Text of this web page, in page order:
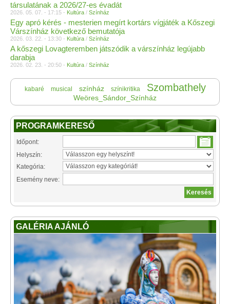
társulatának a 2026/27-es évadát
2026. 05. 07. - 17:15 - Kultúra / Színház
Egy apró kérés - mesterien megírt kortárs vígjáték a Kőszegi
Várszínház következő bemutatója
2026. 03. 22. - 13:30 - Kultúra / Színház
A kőszegi Lovagteremben játszódik a várszínház legújabb
darabja
2026. 02. 23. - 20:50 - Kultúra / Színház
kabaré musical színház színikritika Szombathely
Weöres_Sándor_Színház
PROGRAMKERESŐ
Időpont:
Helyszín:
Kategória:
Esemény neve:
GALÉRIA AJÁNLÓ